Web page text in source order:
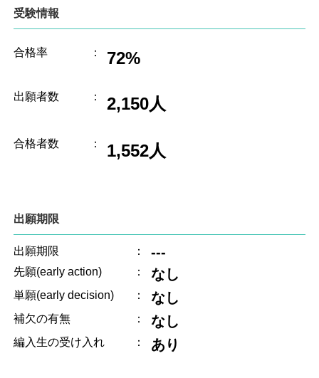
受験情報
合格率 ： 72%
出願者数 ： 2,150人
合格者数 ： 1,552人
出願期限
出願期限 ： ---
先願(early action) ： なし
単願(early decision) ： なし
補欠の有無 ： なし
編入生の受け入れ ： あり